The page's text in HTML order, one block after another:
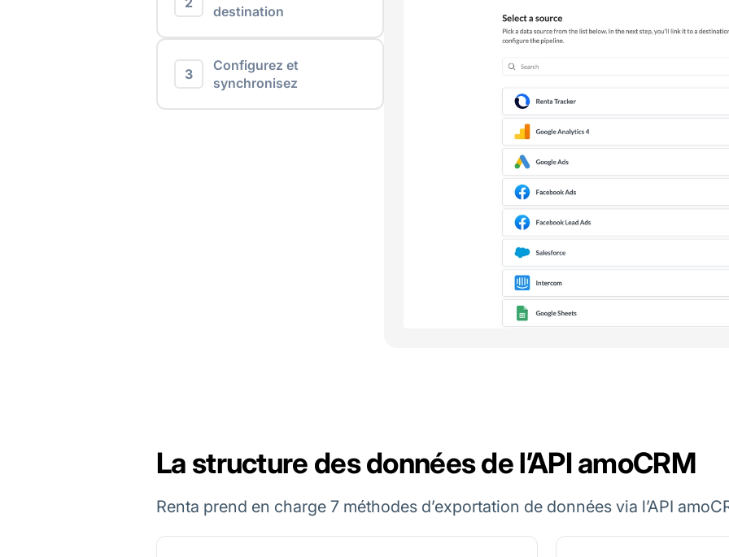
destination
3
Configurez et
synchronisez
La structure des données de l’API amoCRM
Renta prend en charge 7 méthodes d’exportation de données via l’API